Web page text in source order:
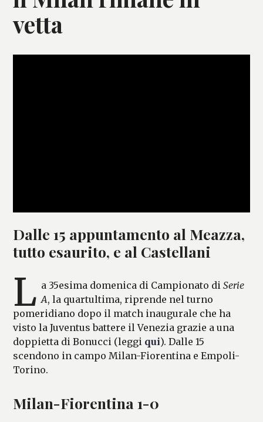
vetta
Dalle 15 appuntamento al Meazza,
tutto esaurito, e al Castellani
L a 35esima domenica di Campionato di Serie
A, la quartultima, riprende nel turno
pomeridiano dopo il match inaugurale che ha
visto la Juventus battere il Venezia grazie a una
doppietta di Bonucci (leggi qui). Dalle 15
scendono in campo Milan-Fiorentina e Empoli-
Torino.
Milan-Fiorentina 1-0